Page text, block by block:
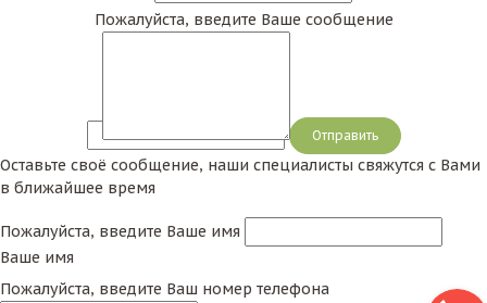
Пожалуйста, введите Ваше сообщение
Сообщение
Оставьте своё сообщение, наши специалисты свяжутся с Вами
в ближайшее время
Пожалуйста, введите Ваше имя
Ваше имя
Пожалуйста, введите Ваш номер телефона